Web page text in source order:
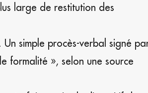
large de restitution des
simple procès-verbal signé
formalité », selon une source